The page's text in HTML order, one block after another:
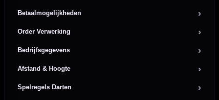
Betaalmogelijkheden
Order Verwerking
Bedrijfsgegevens
Afstand & Hoogte
Spelregels Darten